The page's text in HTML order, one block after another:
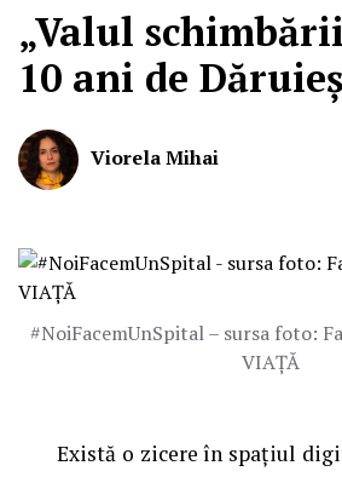
„Valul
10 ani de
Viorela Mihai
#NoiFacemUnSpital – sursa foto:
VIAȚĂ
Există o zicere în spațiul